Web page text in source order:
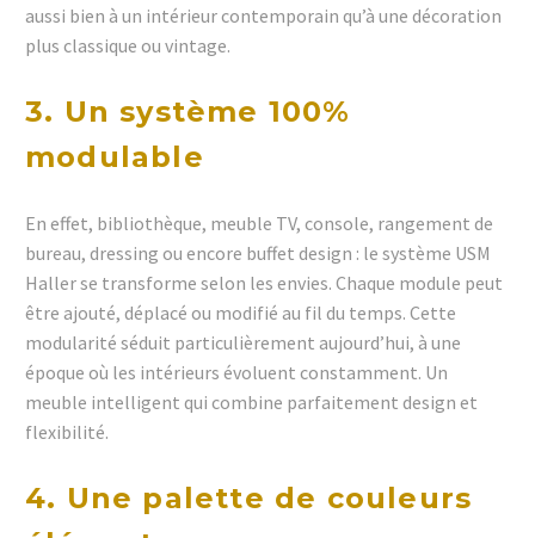
aussi bien à un intérieur contemporain qu’à une décoration
plus classique ou vintage.
3. Un système 100%
modulable
En effet, bibliothèque, meuble TV, console, rangement de
bureau, dressing ou encore buffet design : le système USM
Haller se transforme selon les envies. Chaque module peut
être ajouté, déplacé ou modifié au fil du temps. Cette
modularité séduit particulièrement aujourd’hui, à une
époque où les intérieurs évoluent constamment. Un
meuble intelligent qui combine parfaitement design et
flexibilité.
4. Une palette de couleurs